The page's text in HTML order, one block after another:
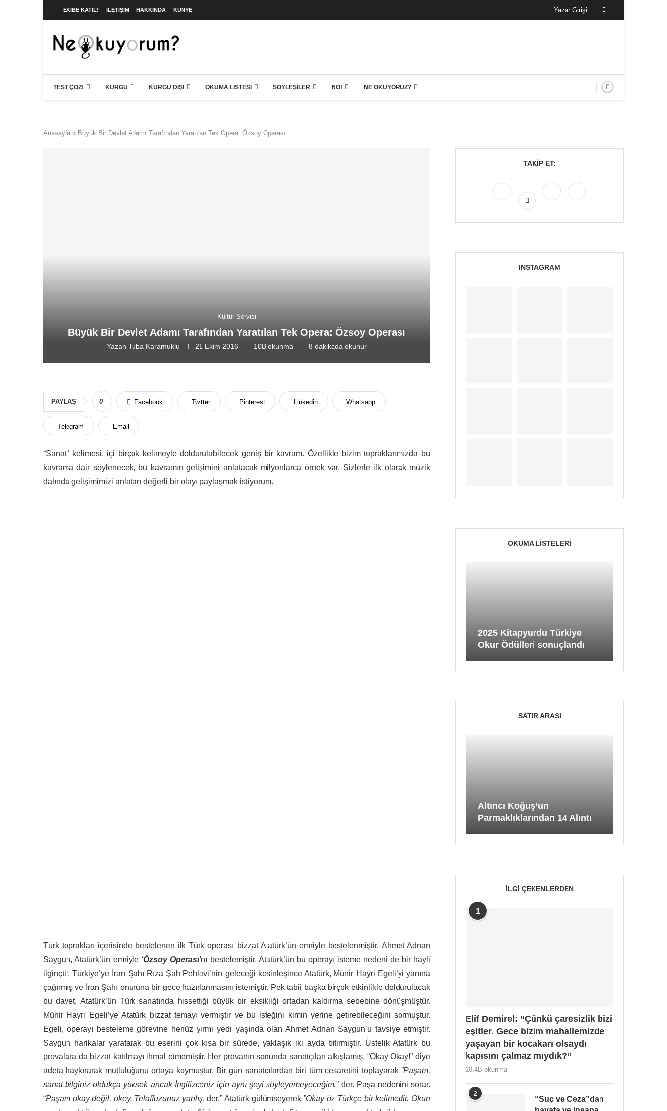
EKIBE KATIL! İLETIŞIM HAKKINDA KÜNYE Yazar Girişi
TEST ÇÖZ! KURGU KURGU DIŞI OKUMA LISTESI SÖYLEŞILER NO! NE OKUYORUZ?
Anasayfa » Büyük Bir Devlet Adamı Tarafından Yaratılan Tek Opera: Özsoy Operası
Kültür Servisi
Büyük Bir Devlet Adamı Tarafından Yaratılan Tek Opera: Özsoy Operası
Yazan Tuba Karamuklu 21 Ekim 2016 10Bokunma 8 dakikada okunur
PAYLAŞ 0 Facebook Twitter Pinterest Linkedin Whatsapp
Telegram Email
“Sanat” kelimesi, içi birçok kelimeyle doldurulabilecek geniş bir kavram. Özellikle bizim topraklarımızda bu
kavrama dair söylenecek, bu kavramın gelişimini anlatacak milyonlarca örnek var. Sizlerle ilk olarak müzik
dalında gelişimimizi anlatan değerli bir olayı paylaşmak istiyorum.
Türk toprakları içerisinde bestelenen ilk Türk operası bizzat Atatürk’ün emriyle bestelenmiştir. Ahmet Adnan
Saygun, Atatürk’ün emriyle‘Özsoy Operası’nı bestelemiştir. Atatürk’ün bu operayı isteme nedeni de bir hayli
ilginçtir. Türkiye’ye İran Şahı Rıza Şah Pehlevi’nin geleceği kesinleşince Atatürk, Münir Hayri Egeli’yi yanına
çağırmış ve İran Şahı onuruna bir gece hazırlanmasını istemiştir. Pek tabii başka birçok etkinlikle doldurulacak
bu davet, Atatürk’ün Türk sanatında hissettiği büyük bir eksikliği ortadan kaldırma sebebine dönüşmüştür.
Münir Hayri Egeli’ye Atatürk bizzat temayı vermiştir ve bu isteğini kimin yerine getirebileceğini sormuştur.
Egeli, operayı besteleme görevine henüz yirmi yedi yaşında olan Ahmet Adnan Saygun’u tavsiye etmiştir.
Saygun harikalar yaratarak bu eserini çok kısa bir sürede, yaklaşık iki ayda bitirmiştir. Üstelik Atatürk bu
provalara da bizzat katılmayı ihmal etmemiştir. Her provanın sonunda sanatçıları alkışlamış, “Okay Okay!” diye
adeta haykırarak mutluluğunu ortaya koymuştur. Bir gün sanatçılardan biri tüm cesaretini toplayarak ”Paşam,
sanat bilginiz oldukça yüksek ancak İngilizceniz için aynı şeyi söyleyemeyeceğim.”der. Paşa nedenini sorar.
“Paşam okay değil, okey. Telaffuzunuz yanlış, der.” Atatürk gülümseyerek ”Okay öz Türkçe bir kelimedir. Okun
TAKIP ET:
INSTAGRAM
OKUMA LISTELERI
2025 Kitapyurdu Türkiye
Okur Ödülleri sonuçlandı
SATIR ARASI
Altıncı Koğuş’un
Parmaklıklarından 14 Alıntı
İLGI ÇEKENLERDEN
1
Elif Demirel: “Çünkü çaresizlik bizi
eşitler. Gece bizim mahallemizde
yaşayan bir kocakarı olsaydı
kapısını çalmaz mıydık?”
20,4B okunma
2
“Suç ve Ceza”dan